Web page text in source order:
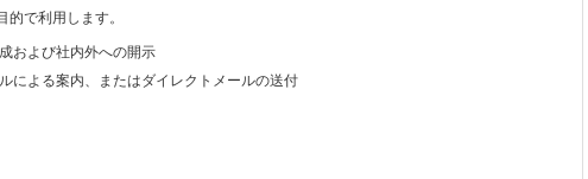
で利用します。
および社内外への開示
による案内、またはダイレクトメールの送付